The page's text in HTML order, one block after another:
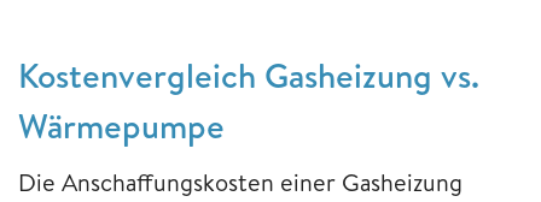
Kostenvergleich Gasheizung vs.
Wärmepumpe
Die Anschaffungskosten einer Gasheizung